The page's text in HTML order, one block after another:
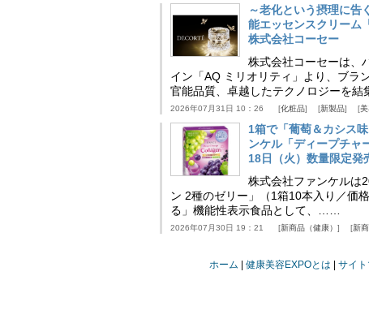
～老化という摂理に
能エッセンスクリーム
株式会社コーセー
株式会社コーセーは、
イン「AQ ミリオリティ」より、ブラ
官能品質、卓越したテクノロジーを
2026年07月31日 10：26 化粧品 新製品
1箱で「葡萄＆カシス
ンケル「ディープチャ
18日（火）数量限定発
株式会社ファンケルは
ン 2種のゼリー」（1箱10本入り／価
る」機能性表示食品として、……
2026年07月30日 19：21 新商品（健康） 新
ホーム 健康美容EXPOとは サイ